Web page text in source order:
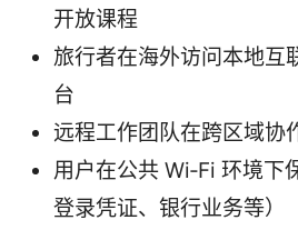
开放课程
旅行者在海外访问本地互
台
远程工作团队在跨区域协
用户在公共 Wi‑Fi 环境下
登录凭证、银行业务等）